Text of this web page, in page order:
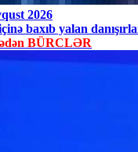
2026
baxıb yalan
BÜRCLƏR